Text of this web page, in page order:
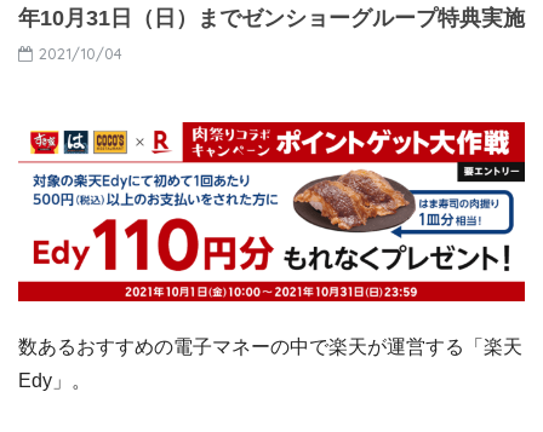
年10月31日（日）までゼンショーグループ特典実施
2021/10/04
数あるおすすめの電子マネーの中で楽天が運営する「楽天
Edy」。